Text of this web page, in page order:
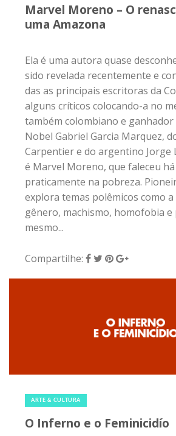
Marvel Moreno – O
uma Amazona
Ela é uma autora quase
sido revelada recentemente e
das as principais escritoras da
alguns críticos colocando-a no
também colombiano e ganhador
Nobel Gabriel Garcia Marquez,
Carpentier e do argentino Jorge
é Marvel Moreno, que faleceu
praticamente na pobreza.
explora temas polêmicos como a
gênero, machismo, homofobia
mesmo...
Compartilhe:
ARTE & CULTURA
O Inferno e o Feminicidío